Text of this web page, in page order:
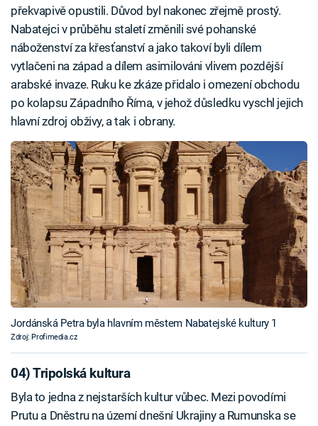
překvapivě opustili. Důvod byl nakonec zřejmě prostý.
Nabatejci v průběhu staletí změnili své pohanské
náboženství za křesťanství a jako takoví byli dílem
vytlačeni na západ a dílem asimilováni vlivem pozdější
arabské invaze. Ruku ke zkáze přidalo i omezení obchodu
po kolapsu Západního Říma, v jehož důsledku vyschl jejich
hlavní zdroj obživy, a tak i obrany.
Jordánská Petra byla hlavním městem Nabatejské kultury 1
Zdroj: Profimedia.cz
04) Tripolská kultura
Byla to jedna z nejstarších kultur vůbec. Mezi povodími
Prutu a Dněstru na území dnešní Ukrajiny a Rumunska se